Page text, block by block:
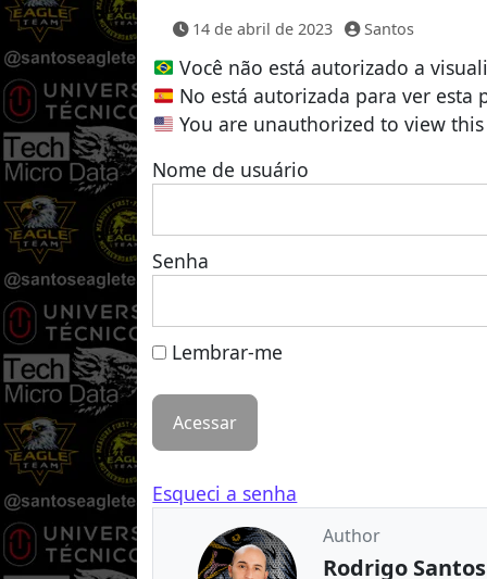
14 de abril de 2023 Santos
Você não está autorizado a
No está autorizada para ver esta
You are unauthorized to view
Nome de usuário
Senha
Lembrar-me
Esqueci a senha
Author
Rodrigo Santos